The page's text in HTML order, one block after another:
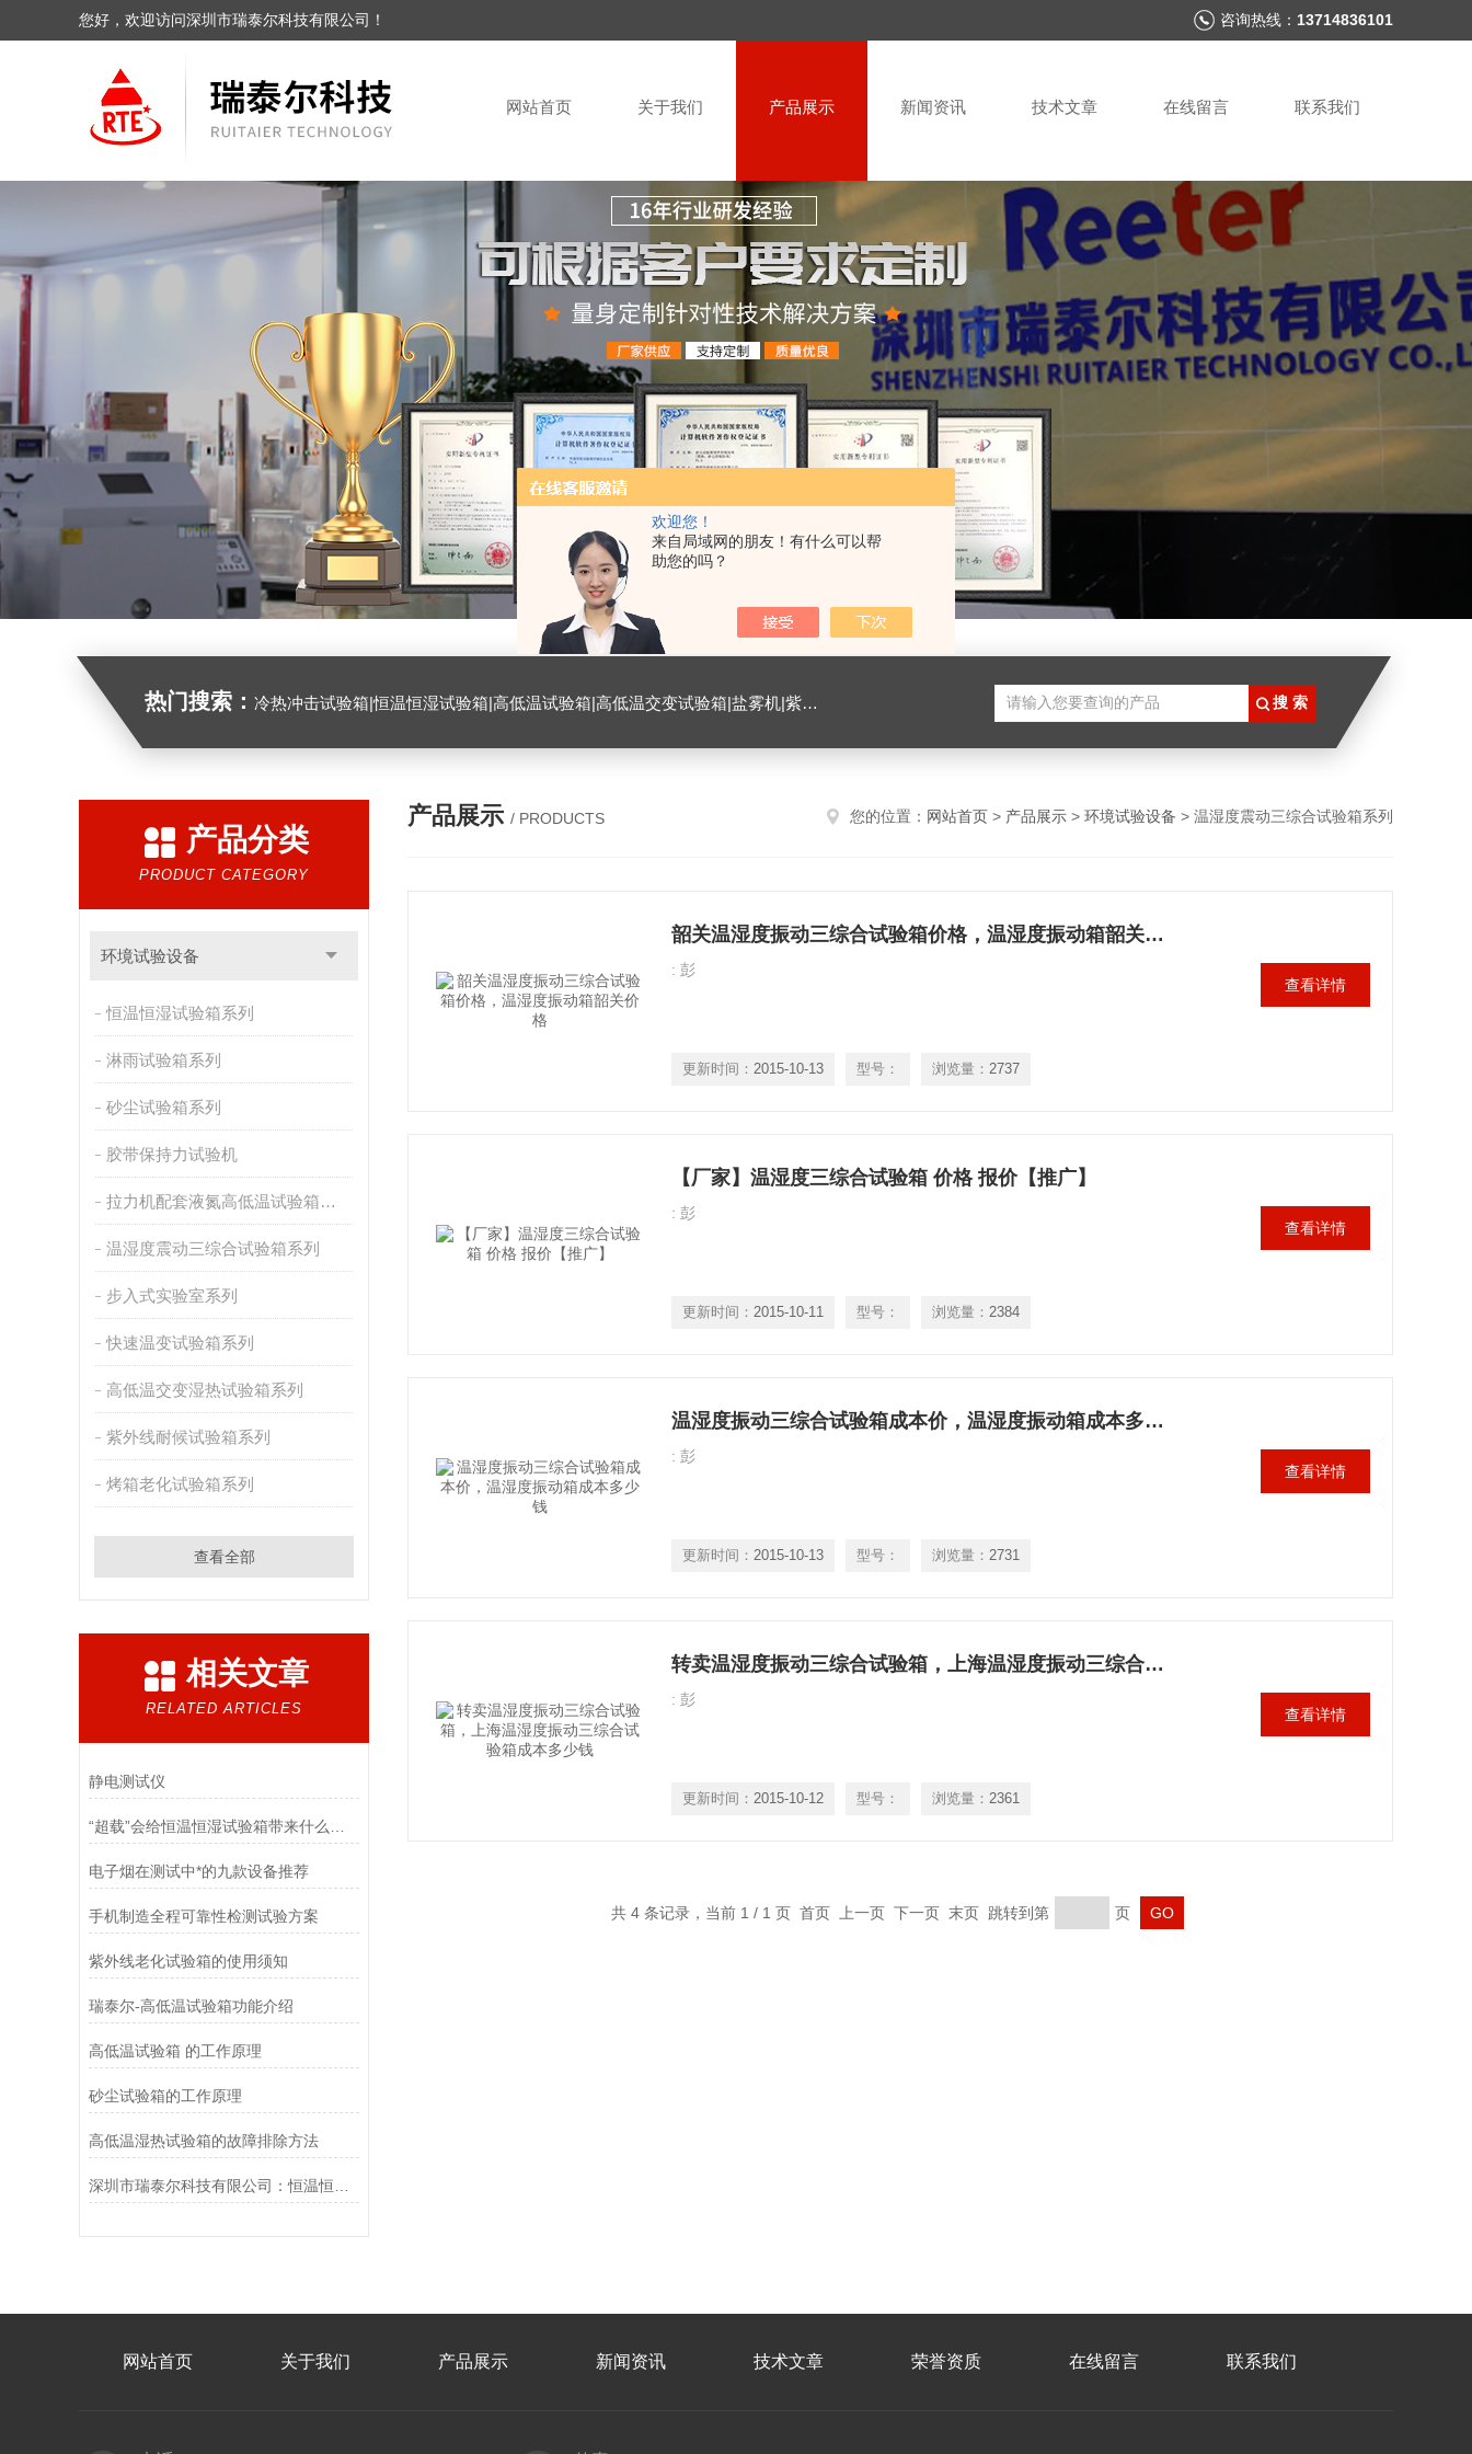
欢迎您！
来自局域网的朋友！有什么可以帮
助您的吗？
您好，欢迎访问深圳市瑞泰尔科技有限公司！ 咨询热线： 13714836101
网站首页 关于我们 产品展示 新闻资讯 技术文章 在线留言 联系我们
热门搜索： 冷热冲击试验箱|恒温恒湿试验箱|高低温试验箱|高低温交变试验箱|盐雾机|紫外线试验机|淋雨试验箱|臭氧试验箱|振动试验台|ESD测试仪|恒温恒湿试验室|氙灯老化试验箱|砂尘试验箱|手机微跌落试验机|手机扭转试验机
产品分类
PRODUCT CATEGORY
环境试验设备
恒温恒湿试验箱系列
淋雨试验箱系列
砂尘试验箱系列
胶带保持力试验机
拉力机配套液氮高低温试验箱系列
温湿度震动三综合试验箱系列
步入式实验室系列
快速温变试验箱系列
高低温交变湿热试验箱系列
紫外线耐候试验箱系列
烤箱老化试验箱系列
查看全部
相关文章
RELATED ARTICLES
静电测试仪
电子烟在测试中*的九款设备推荐
手机制造全程可靠性检测试验方案
紫外线老化试验箱的使用须知
瑞泰尔-高低温试验箱功能介绍
高低温试验箱 的工作原理
砂尘试验箱的工作原理
高低温湿热试验箱的故障排除方法
产品展示 / PRODUCTS 您的位置： 网站首页 > 产品展示 > 环境试验设备 > 温湿度震动三综合试验箱系列
韶关温湿度振动三综合试验箱价格，温湿度振动箱韶关价格
: 彭
更新时间： 2015-10-13 型号： 浏览量： 2737
查看详情
【厂家】温湿度三综合试验箱 价格 报价【推广】
: 彭
更新时间： 2015-10-11 型号： 浏览量： 2384
查看详情
温湿度振动三综合试验箱成本价，温湿度振动箱成本多少钱
: 彭
更新时间： 2015-10-13 型号： 浏览量： 2731
查看详情
转卖温湿度振动三综合试验箱，上海温湿度振动三综合试验箱成本多少钱
: 彭
更新时间： 2015-10-12 型号： 浏览量： 2361
查看详情
共 4 条记录，当前 1 / 1 页 首页 上一页 下一页 末页 跳转到第 页
网站首页 关于我们 产品展示 新闻资讯 技术文章 荣誉资质 在线留言 联系我们